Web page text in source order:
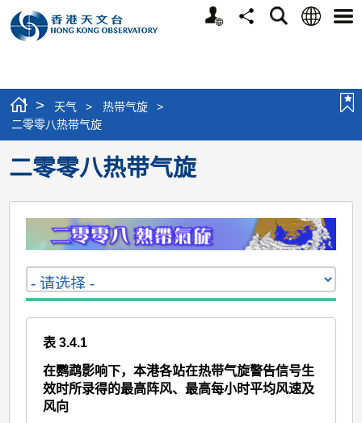
个
分
搜
语
选
> 天气 > 热带气旋
>
二零零八热带气旋
二零零八热带气旋
表 3.4.1
在鹦鹉影响下，本港各站在热带气旋警告信号生
效时所录得的最高阵风、最高每小时平均风速及
风向